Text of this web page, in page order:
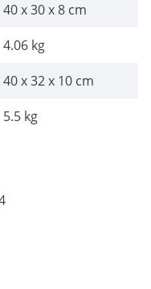
40 x 30 x 8 cm
4.06 kg
40 x 32 x 10 cm
5.5 kg